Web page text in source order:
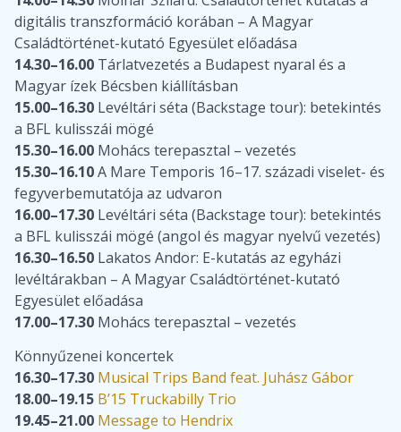
digitális transzformáció korában – A Magyar
Családtörténet-kutató Egyesület előadása
14.30–16.00 Tárlatvezetés a Budapest nyaral és a
Magyar ízek Bécsben kiállításban
15.00–16.30 Levéltári séta (Backstage tour): betekintés
a BFL kulisszái mögé
15.30–16.00 Mohács terepasztal – vezetés
15.30–16.10A Mare Temporis 16–17. századi viselet- és
fegyverbemutatója az udvaron
16.00–17.30 Levéltári séta (Backstage tour): betekintés
a BFL kulisszái mögé (angol és magyar nyelvű vezetés)
16.30–16.50 Lakatos Andor: E-kutatás az egyházi
levéltárakban – A Magyar Családtörténet-kutató
Egyesület előadása
17.00–17.30 Mohács terepasztal – vezetés
Könnyűzenei koncertek
16.30–17.30 Musical Trips Band feat. Juhász Gábor
18.00–19.15 B’15 Truckabilly Trio
19.45–21.00 Message to Hendrix